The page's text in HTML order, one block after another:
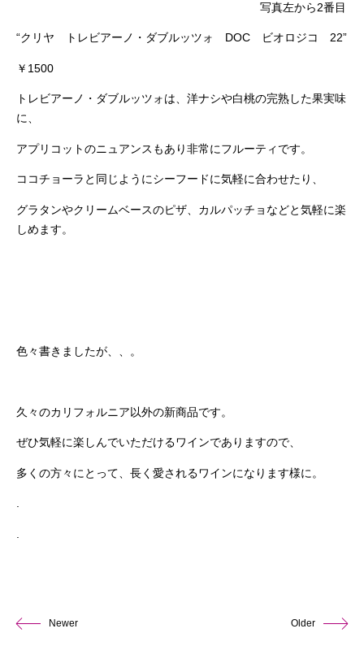
写真左から2番目
“クリヤ トレビアーノ・ダブルッツォ DOC ビオロジコ 22”
￥1500
トレビアーノ・ダブルッツォは、洋ナシや白桃の完熟した果実味
に、
アプリコットのニュアンスもあり非常にフルーティです。
ココチョーラと同じようにシーフードに気軽に合わせたり、
グラタンやクリームベースのピザ、カルパッチョなどと気軽に楽
しめます。
色々書きましたが、、。
久々のカリフォルニア以外の新商品です。
ぜひ気軽に楽しんでいただけるワインでありますので、
多くの方々にとって、長く愛されるワインになります様に。
.
Newer Older